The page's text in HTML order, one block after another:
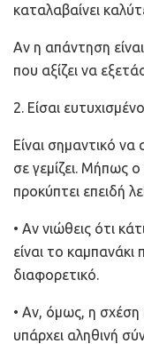
καταλαβαίνει
Αν η απάντηση
που αξίζει να
2. Είσαι
Είναι σημαντικό
σε γεμίζει. Μήπως
προκύπτει επειδή
• Αν νιώθεις ότι
είναι το καμπανάκι
διαφορετικό.
• Αν, όμως, η σχέση
υπάρχει αληθινή